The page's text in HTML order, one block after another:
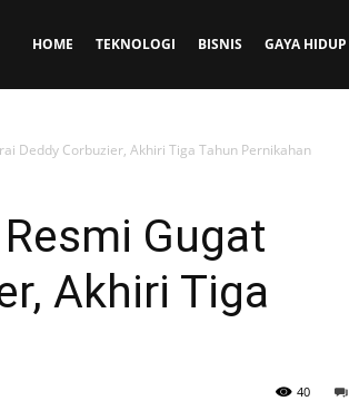
HOME TEKNOLOGI BISNIS GAYA HIDUP
Deddy Corbuzier, Akhiri Tiga Tahun Pernikahan
Gugat
Akhiri Tiga
40